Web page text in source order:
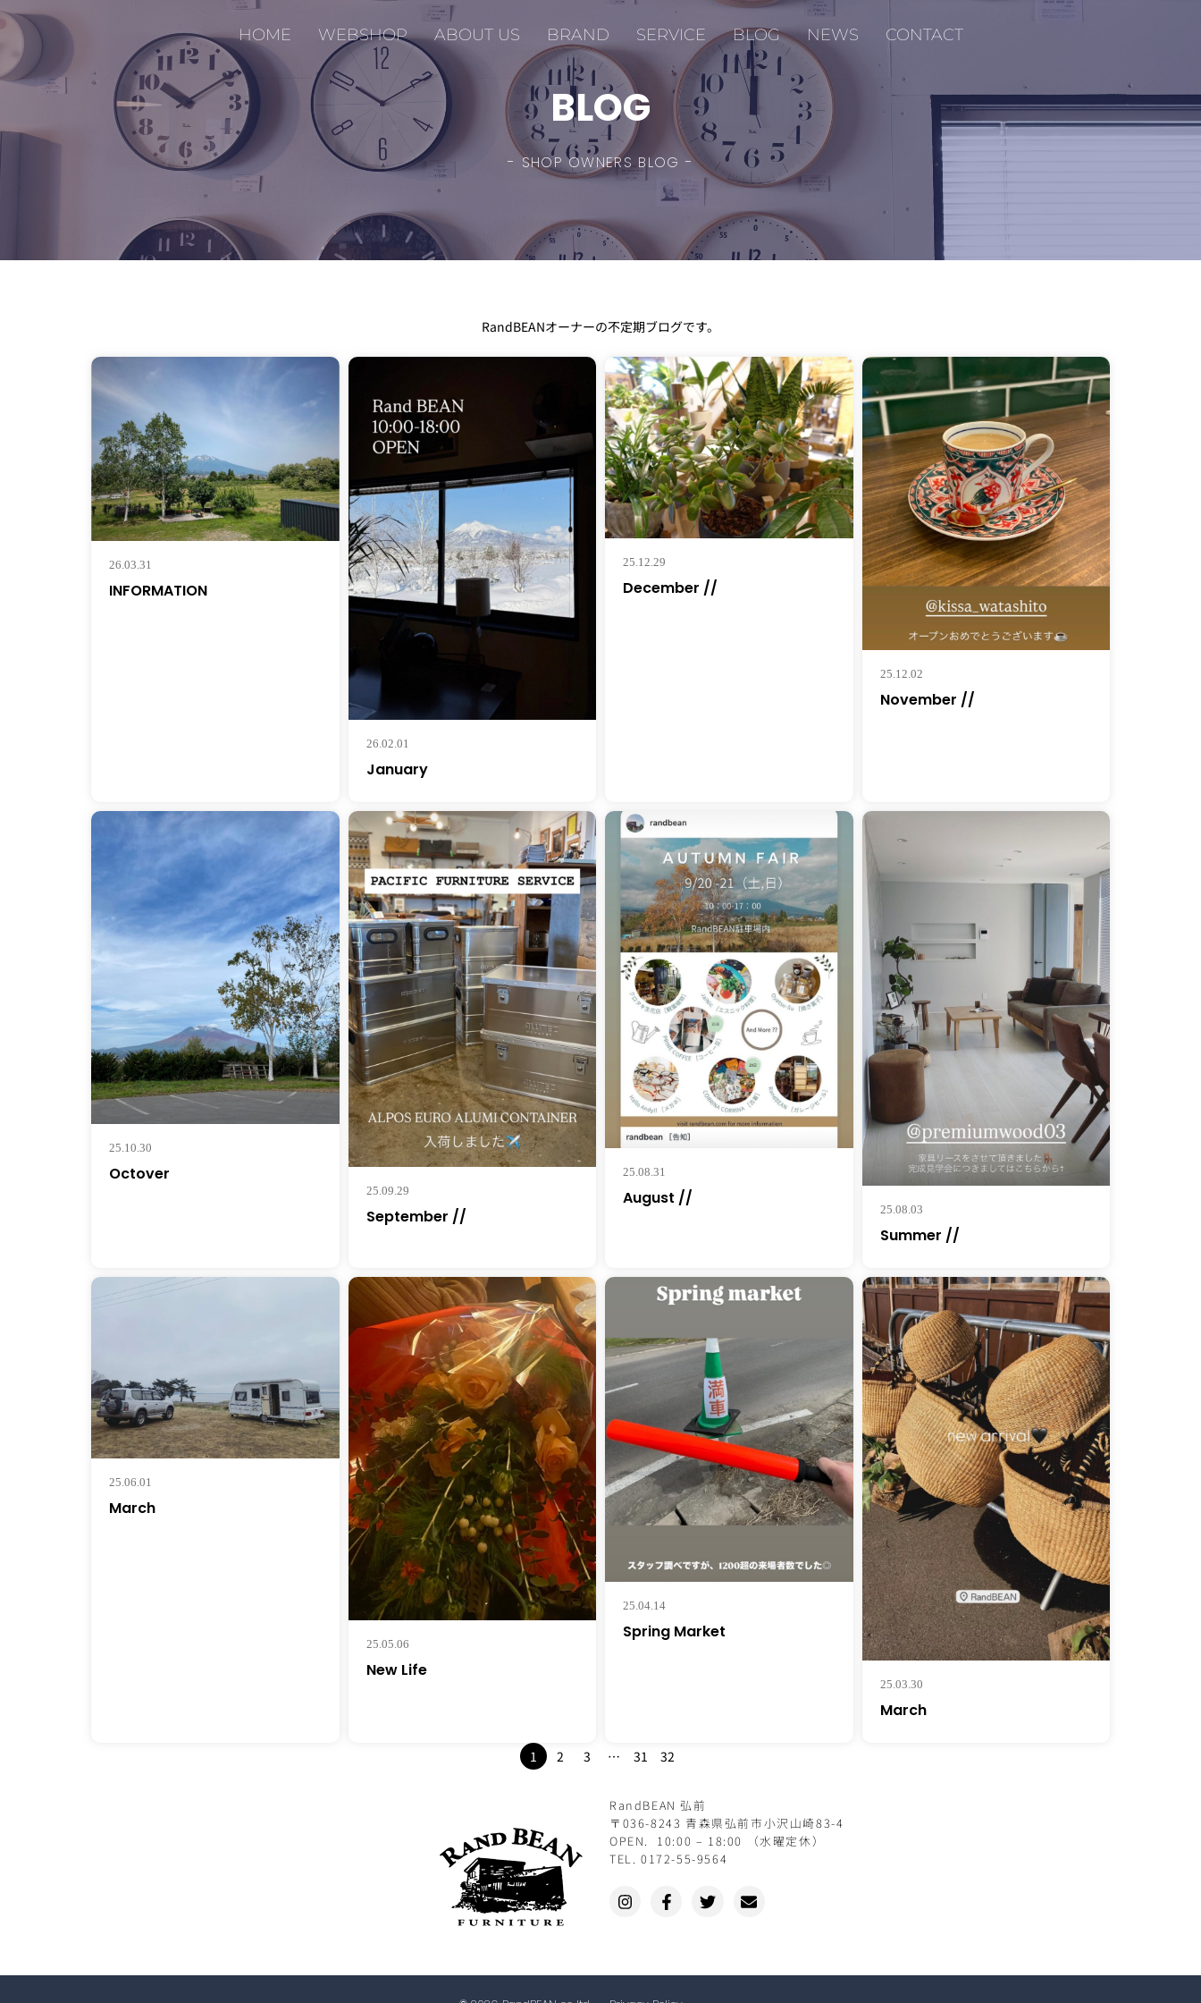
HOME WEBSHOP ABOUT US BRAND SERVICE BLOG NEWS CONTACT
BLOG
- SHOP OWNERS BLOG -
RandBEANオーナーの不定期ブログです。
26.03.31
INFORMATION
26.02.01
January
25.12.29
December //
25.12.02
November //
25.10.30
Octover
25.09.29
September //
25.08.31
August //
25.08.03
Summer //
25.06.01
March
25.05.06
New Life
25.04.14
Spring Market
25.03.30
March
1 2 3 … 31 32
RandBEAN 弘前
〒036-8243 青森県弘前市小沢山崎83-4
OPEN. 10:00 – 18:00 （水曜定休）
TEL. 0172-55-9564